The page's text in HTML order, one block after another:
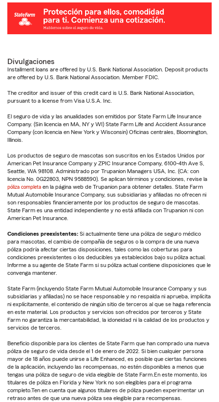
Divulgaciones
Installment loans are offered by U.S. Bank National Association. Deposit products
are offered by U.S. Bank National Association. Member FDIC.
The creditor and issuer of this credit card is U.S. Bank National Association,
pursuant to a license from Visa U.S.A. Inc.
El seguro de vida y las anualidades son emitidos por State Farm Life Insurance
Company. (Sin licencia en MA, NY y WI) State Farm Life and Accident Assurance
Company (con licencia en New York y Wisconsin) Oficinas centrales, Bloomington,
Illinois.
Los productos de seguro de mascotas son suscritos en los Estados Unidos por
American Pet Insurance Company y ZPIC Insurance Company, 6100-4th Ave S,
Seattle, WA 98108. Administrado por Trupanion Managers USA, Inc. (CA: con
licencia No. 0G22803, NPN 9588590). Se aplican términos y condiciones, revise la
póliza completa en la página web de Trupanion para obtener detalles. State Farm
Mutual Automobile Insurance Company, sus subsidiarias y afiliadas no ofrecen ni
son responsables financieramente por los productos de seguro de mascotas.
State Farm es una entidad independiente y no está afiliada con Trupanion ni con
American Pet Insurance.
Condiciones preexistentes: Si actualmente tiene una póliza de seguro médico
para mascotas, el cambio de compañía de seguros o la compra de una nueva
póliza podría afectar ciertas disposiciones, tales como las coberturas para
condiciones preexistentes o los deducibles ya establecidos bajo su póliza actual.
Informe a su agente de State Farm si su póliza actual contiene disposiciones que le
convenga mantener.
State Farm (incluyendo State Farm Mutual Automobile Insurance Company y sus
subsidiarias y afiliadas) no se hace responsable y no respalda ni aprueba, implícita
ni explícitamente, el contenido de ningún sitio de terceros al que se haga referencia
en este material. Los productos y servicios son ofrecidos por terceros y State
Farm no garantiza la mercantabilidad, la idoneidad ni la calidad de los productos y
servicios de terceros.
Beneficio disponible para los clientes de State Farm que han comprado una nueva
póliza de seguro de vida desde el 1 de enero de 2022. Si bien cualquier persona
mayor de 18 años puede unirse a Life Enhanced, es posible que ciertas funciones
de la aplicación, incluyendo las recompensas, no estén disponibles a menos que
tengas una póliza de seguro de vida elegible de State Farm.En este momento, los
titulares de póliza en Florida y New York no son elegibles para el programa
completo.Ten en cuenta que algunos titulares de póliza pueden experimentar un
retraso antes de que una nueva póliza sea elegible para recompensas.